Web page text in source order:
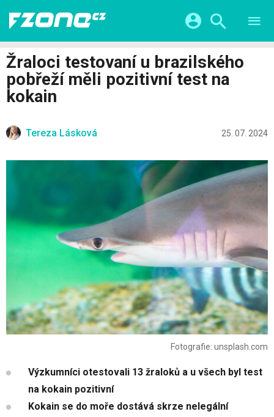
VIDEA
SERIÁLY
CHYTRÁ MĚSTA
ŽIVOT BUDOUCNOSTI
HRY A ZÁBAVA
Facebook Google
Žraloci testovaní u brazilského
pobřeží měli pozitivní test na
kokain
Tereza Lásková 25. 07. 2024
Fotografie: unsplash.com
Výzkumníci otestovali 13 žraloků a u všech byl test
na kokain pozitivní
Kokain se do moře dostává skrze nelegální